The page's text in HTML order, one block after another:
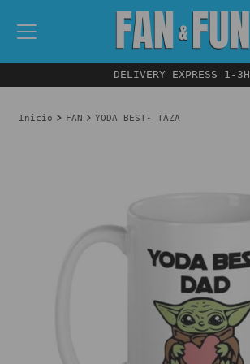
DELIVERY EXPRESS 1-3H
Inicio FAN YODA BEST- TAZA